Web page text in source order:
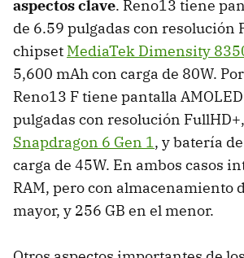
aspectos clave. Reno13 tiene
de 6.59 pulgadas con resolución
chipset MediaTek Dimensity
5,600 mAh con carga de 80W.
Reno13 F tiene pantalla
pulgadas con resolución
Snapdragon 6 Gen 1, y batería
carga de 45W. En ambos casos
RAM, pero con almacenamiento
mayor, y 256 GB en el menor.